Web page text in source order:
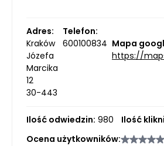
Adres:
Kraków
Józefa
Marcika
12
30-443
Telefon:
600100834 Mapa
https://
Ilość odwiedzin: 980 Ilość
Ocena użytkowników: